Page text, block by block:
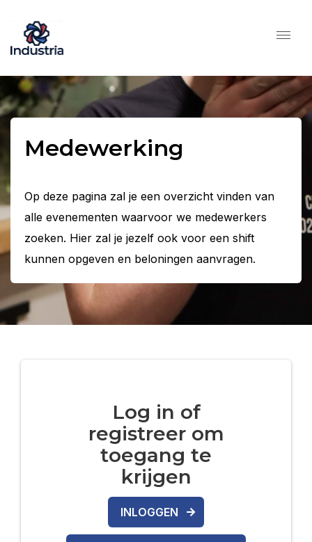
Medewerking
Op deze pagina zal je een overzicht vinden van
alle evenementen waarvoor we medewerkers
zoeken. Hier zal je jezelf ook voor een shift
kunnen opgeven en beloningen aanvragen.
Log in of
registreer om
toegang te
krijgen
INLOGGEN